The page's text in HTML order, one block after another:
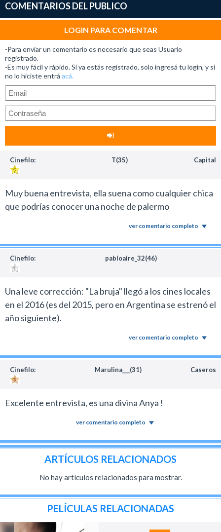
COMENTARIOS DEL PUBLICO
LOGIN PARA COMENTAR
-Para enviar un comentario es necesario que seas Usuario
registrado.
-Es muy fácil y rápido. Si ya estás registrado, solo ingresá tu login, y si
no lo hiciste entrá acá.
Cinefilo: T(35) Capital
Muy buena entrevista, ella suena como cualquier chica
que podrías conocer una noche de palermo
ver comentario completo
Cinefilo: pabloaire_32(46)
Una leve corrección: "La bruja" llegó a los cines locales
en el 2016 (es del 2015, pero en Argentina se estrenó el
año siguiente).
ver comentario completo
Cinefilo: Marulina___(31) Caseros
Excelente entrevista, es una divina Anya !
ver comentario completo
ARTÍCULOS RELACIONADOS
No hay artículos relacionados para mostrar.
PELÍCULAS RELACIONADAS